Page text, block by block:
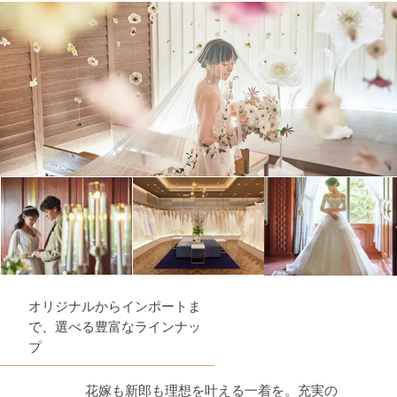
オリジナルからインポートま
で、選べる豊富なラインナッ
プ
花嫁も新郎も理想を叶える一着を。充実の